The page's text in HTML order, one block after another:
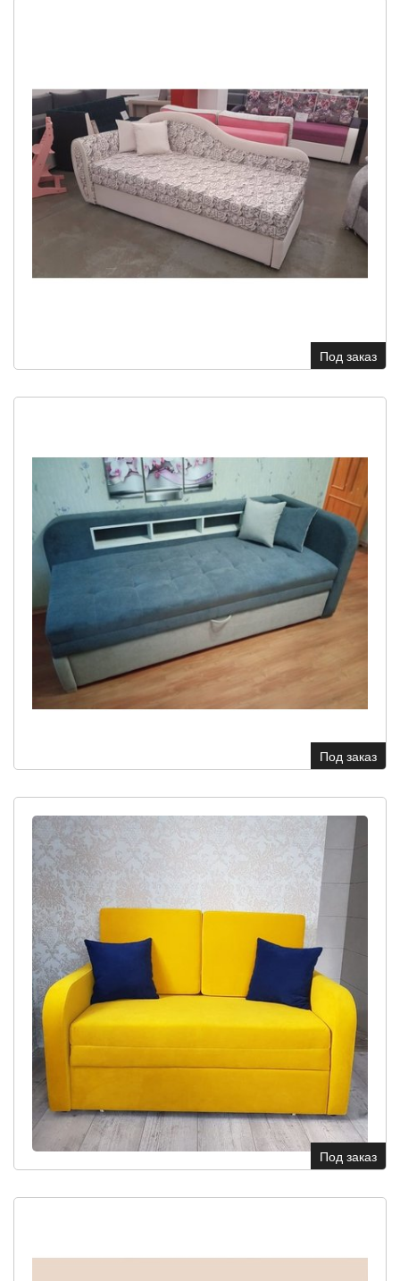
Под заказ
Под заказ
Под заказ